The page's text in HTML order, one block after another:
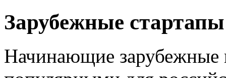
Зарубежные стартапы
Начинающие зарубежные